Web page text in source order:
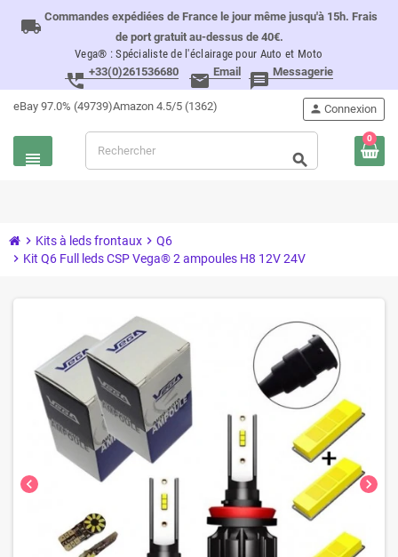
local_shipping Commandes expédiées de France le jour même jusqu'à 15h. Frais
de port gratuit au-dessus de 40€.
Vega® : Spécialiste de l'éclairage pour Auto et Moto
perm_phone_msg +33(0)261536680 email Email message Messagerie
eBay 97.0% (49739)Amazon 4.5/5 (1362)
view_headline
person Connexion
search
0
chevron_right Kits à leds frontaux chevron_right Q6
chevron_right Kit Q6 Full leds CSP Vega® 2 ampoules H8 12V 24V
chevron_left chevron_right